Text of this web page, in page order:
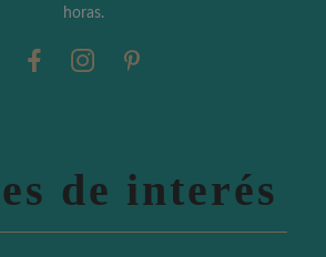
horas.
de interés